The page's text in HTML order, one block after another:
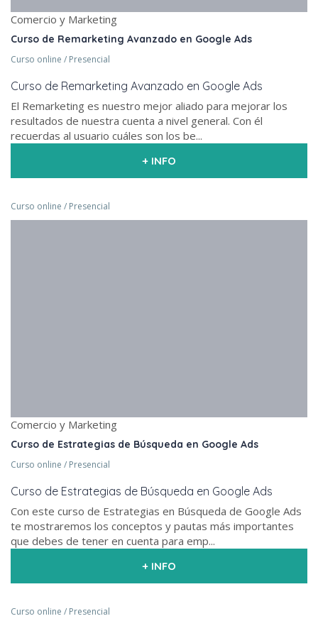
Comercio y Marketing
Curso de Remarketing Avanzado en Google Ads
Curso online / Presencial
Curso de Remarketing Avanzado en Google Ads
El Remarketing es nuestro mejor aliado para mejorar los
resultados de nuestra cuenta a nivel general. Con él
recuerdas al usuario cuáles son los be...
+ INFO
Curso online / Presencial
Comercio y Marketing
Curso de Estrategias de Búsqueda en Google Ads
Curso online / Presencial
Curso de Estrategias de Búsqueda en Google Ads
Con este curso de Estrategias en Búsqueda de Google Ads
te mostraremos los conceptos y pautas más importantes
que debes de tener en cuenta para emp...
+ INFO
Curso online / Presencial